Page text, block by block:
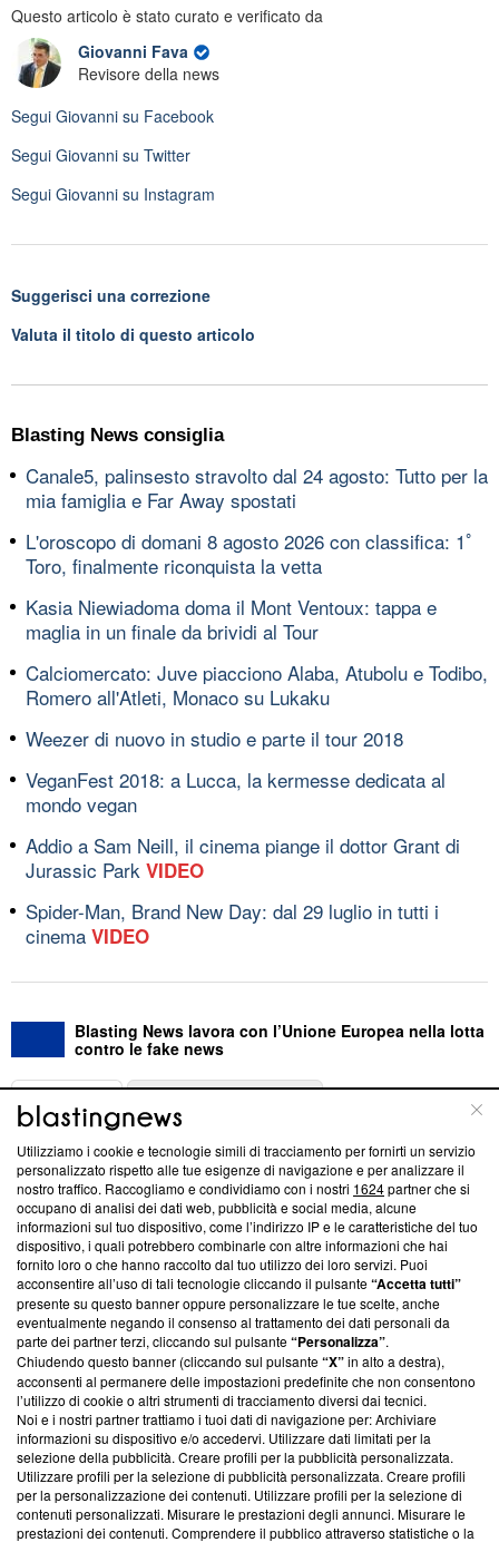
Questo articolo è stato curato e verificato da
Giovanni Fava
Revisore della news
Segui Giovanni su Facebook
Segui Giovanni su Twitter
Segui Giovanni su Instagram
Suggerisci una correzione
Valuta il titolo di questo articolo
Blasting News consiglia
Canale5, palinsesto stravolto dal 24 agosto: Tutto per la
mia famiglia e Far Away spostati
L'oroscopo di domani 8 agosto 2026 con classifica: 1ﾟ
Toro, finalmente riconquista la vetta
Kasia Niewiadoma doma il Mont Ventoux: tappa e
maglia in un finale da brividi al Tour
Calciomercato: Juve piacciono Alaba, Atubolu e Todibo,
Romero all'Atleti, Monaco su Lukaku
Weezer di nuovo in studio e parte il tour 2018
VeganFest 2018: a Lucca, la kermesse dedicata al
mondo vegan
Addio a Sam Neill, il cinema piange il dottor Grant di
Jurassic Park VIDEO
Spider-Man, Brand New Day: dal 29 luglio in tutti i
cinema VIDEO
Blasting News lavora con l’Unione Europea nella lotta
contro le fake news
ABOUT
Questa sezione offre informazioni trasparenti su Blasting
News, sui nostri processi editoriali e su come ci impegniamo a
creare news di qualità. Inoltre, afferma la nostra aderenza a
‘Trust Project - News with Integrity’Blasting News non è
ancora membro del programma, ma ha richiesto di farne
parte; Trust Project non ha ancora effettuato una verifica di
conformità agli standard.
Su di noi
Team editoriale
Corporate
Redazione
Informativa Privacy
Utilizziamo i cookie e tecnologie simili di tracciamento per fornirti un servizio
personalizzato rispetto alle tue esigenze di navigazione e per analizzare il
nostro traffico. Raccogliamo e condividiamo con i nostri 1624partner che si
occupano di analisi dei dati web, pubblicità e social media, alcune
informazioni sul tuo dispositivo, come l’indirizzo IP e le caratteristiche del tuo
dispositivo, i quali potrebbero combinarle con altre informazioni che hai
fornito loro o che hanno raccolto dal tuo utilizzo dei loro servizi. Puoi
acconsentire all’uso di tali tecnologie cliccando il pulsante“Accetta tutti”
presente su questo banner oppure personalizzare le tue scelte, anche
eventualmente negando il consenso al trattamento dei dati personali da
parte dei partner terzi, cliccando sul pulsante“Personalizza”.
Chiudendo questo banner (cliccando sul pulsante“X”in alto a destra),
acconsenti al permanere delle impostazioni predefinite che non consentono
l’utilizzo di cookie o altri strumenti di tracciamento diversi dai tecnici.
Noi e i nostri partner trattiamo i tuoi dati di navigazione per: Archiviare
informazioni su dispositivo e/o accedervi. Utilizzare dati limitati per la
selezione della pubblicità. Creare profili per la pubblicità personalizzata.
Utilizzare profili per la selezione di pubblicità personalizzata. Creare profili
per la personalizzazione dei contenuti. Utilizzare profili per la selezione di
contenuti personalizzati. Misurare le prestazioni degli annunci. Misurare le
prestazioni dei contenuti. Comprendere il pubblico attraverso statistiche o la